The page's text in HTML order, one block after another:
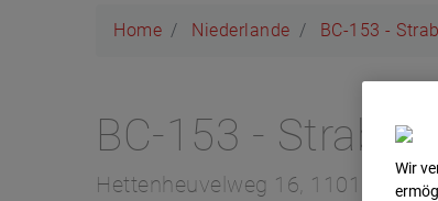
Home Niederlande BC-153 -
BC-153 -
Hettenheuvelweg 16, 1101 BN
Wir